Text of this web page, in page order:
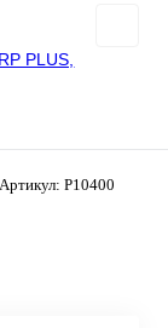
Артикул: P10400